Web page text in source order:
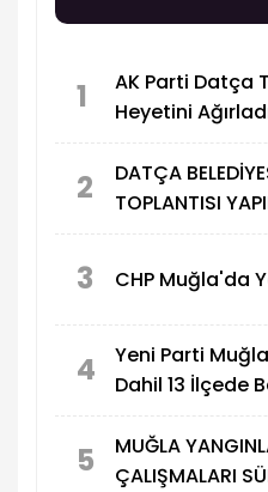
1
AK Parti Datça
Heyetini
2
DATÇA
TOPLANTISI
3 CHP Muğla'da
4
Yeni Parti
Dahil 13 İlçede
5
MUĞLA
ÇALIŞMALARI